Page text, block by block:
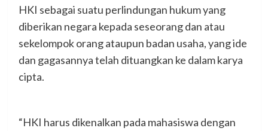
HKI sebagai suatu perlindungan hukum yang
diberikan negara kepada seseorang dan atau
sekelompok orang ataupun badan usaha, yang ide
dan gagasannya telah dituangkan ke dalam karya
cipta.
“HKI harus dikenalkan pada mahasiswa dengan